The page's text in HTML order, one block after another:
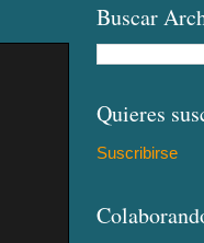
Buscar
Quieres
Suscribirse